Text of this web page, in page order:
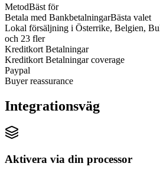
MetodBäst för
Betala med BankbetalningarBästa valet
Lokal försäljning i Österrike, Belgien,
och 23 fler
Kreditkort Betalningar
Kreditkort Betalningar coverage
Paypal
Buyer reassurance
Integrationsväg
Aktivera via din processor